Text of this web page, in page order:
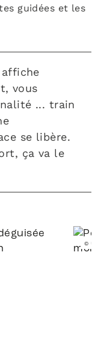
guidées et les
vous
... train
se libère.
ça va le
©